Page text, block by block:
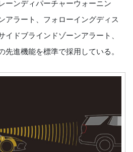
ーンディパーチャーウォーニン
アラート、フォローイングディス
イドブラインドゾーンアラート、
先進機能を標準で採用している。